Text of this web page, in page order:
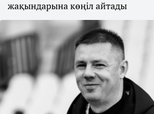
жақындарына көңіл айтады